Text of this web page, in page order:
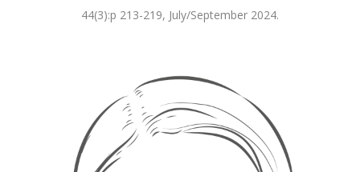
44(3):p 213-219, July/September 2024.